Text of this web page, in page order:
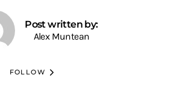
Post written by:
Alex Muntean
FOLLOW